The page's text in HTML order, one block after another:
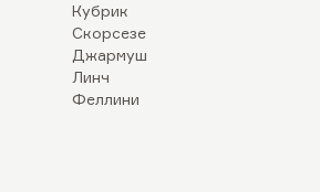
Кубрик
Скорсезе
Джармуш
Линч
Феллини